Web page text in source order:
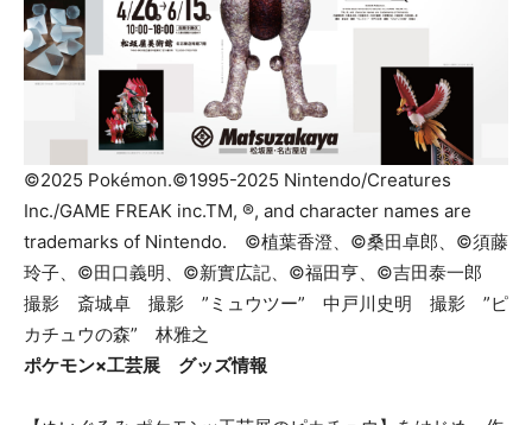
©2025 Pokémon.©1995-2025 Nintendo/Creatures
Inc./GAME FREAK inc.TM, ®, and character names are
trademarks of Nintendo. ©植葉香澄、©桑田卓郎、©須藤
玲子、©田口義明、©新實広記、©福田亨、©吉田泰一郎
撮影 斎城卓 撮影 ”ミュウツー” 中戸川史明 撮影 ”ピ
カチュウの森” 林雅之
ポケモン×工芸展 グッズ情報